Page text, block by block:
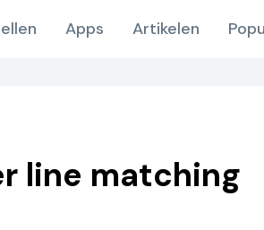
Apps Artikelen
line matching